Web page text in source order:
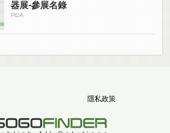
器展-參展名錄
PIDA
隱私政策